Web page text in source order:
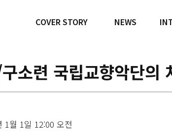
COVER STORY NEWS
소련 국립교향악단의
1월 1일 12:00 오전